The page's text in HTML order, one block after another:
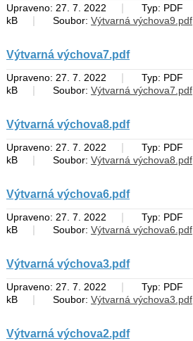
Upraveno: 27. 7. 2022 Typ: PDF
kB
Soubor: Výtvarná výchova9.pdf
Výtvarná výchova7.pdf
Upraveno: 27. 7. 2022 Typ: PDF
kB
Soubor: Výtvarná výchova7.pdf
Výtvarná výchova8.pdf
Upraveno: 27. 7. 2022 Typ: PDF
kB
Soubor: Výtvarná výchova8.pdf
Výtvarná výchova6.pdf
Upraveno: 27. 7. 2022 Typ: PDF
kB
Soubor: Výtvarná výchova6.pdf
Výtvarná výchova3.pdf
Upraveno: 27. 7. 2022 Typ: PDF
kB
Soubor: Výtvarná výchova3.pdf
Výtvarná výchova2.pdf